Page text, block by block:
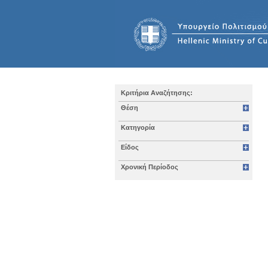
Κριτήρια Αναζήτησης:
Θέση
Κατηγορία
Είδος
Χρονική Περίοδος